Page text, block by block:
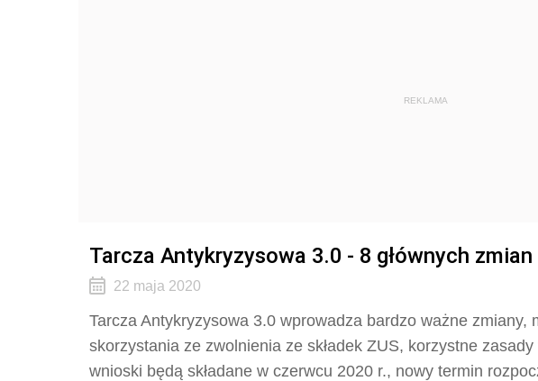
REKLAMA
Tarcza Antykryzysowa 3.0 - 8 głównych zmian
22 maja 2020
Tarcza Antykryzysowa 3.0 wprowadza bardzo ważne zmiany,
skorzystania ze zwolnienia ze składek ZUS, korzystne
wnioski będą składane w czerwcu 2020 r., nowy termin